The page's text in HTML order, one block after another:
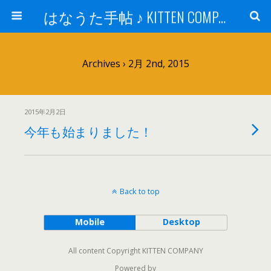
はなうた手帖 ♪ KITTEN COMPANY
Archives › 2月 2nd, 2015
2015年2月2日
今年も始まりました！
Back to top
Mobile Desktop
All content Copyright KITTEN COMPANY
Powered by